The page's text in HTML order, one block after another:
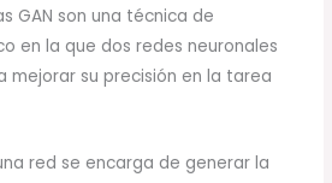
GAN son una técnica de
en la que dos redes neuronales
mejorar su precisión en la tarea
red se encarga de generar la